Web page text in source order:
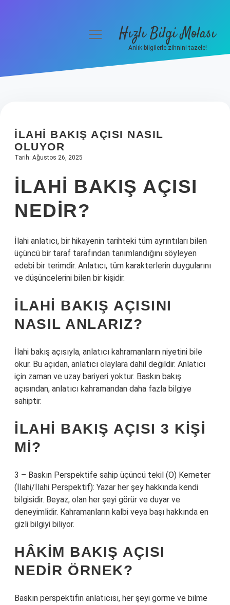
Hakkımızda
menüyüHızlı Bilgi Molası
Anlık bilgilerle zihnini tazele!
İLAHI BAKIŞ AÇISI NASIL
OLUYOR
Tarih: Ağustos 26, 2025
İLAHI BAKIŞ AÇISI
NEDIR?
İlahi anlatıcı, bir hikayenin tarihteki tüm ayrıntıları bilen
üçüncü bir taraf tarafından tanımlandığını söyleyen
edebi bir terimdir. Anlatıcı, tüm karakterlerin duygularını
ve düşüncelerini bilen bir kişidir.
İLAHI BAKIŞ AÇISINI
NASIL ANLARIZ?
İlahi bakış açısıyla, anlatıcı kahramanların niyetini bile
okur. Bu açıdan, anlatıcı olaylara dahil değildir. Anlatıcı
için zaman ve uzay bariyeri yoktur. Baskın bakış
açısından, anlatıcı kahramandan daha fazla bilgiye
sahiptir.
İLAHI BAKIŞ AÇISI 3 KIŞI
MI?
3 – Baskın Perspektife sahip üçüncü tekil (O) Kerneter
(İlahi/İlahi Perspektif): Yazar her şey hakkında kendi
bilgisidir. Beyaz, olan her şeyi görür ve duyar ve
deneyimlidir. Kahramanların kalbi veya başı hakkında en
gizli bilgiyi biliyor.
HÂKIM BAKIŞ AÇISI
NEDIR ÖRNEK?
Baskın perspektifin anlatıcısı, her şeyi görme ve bilme